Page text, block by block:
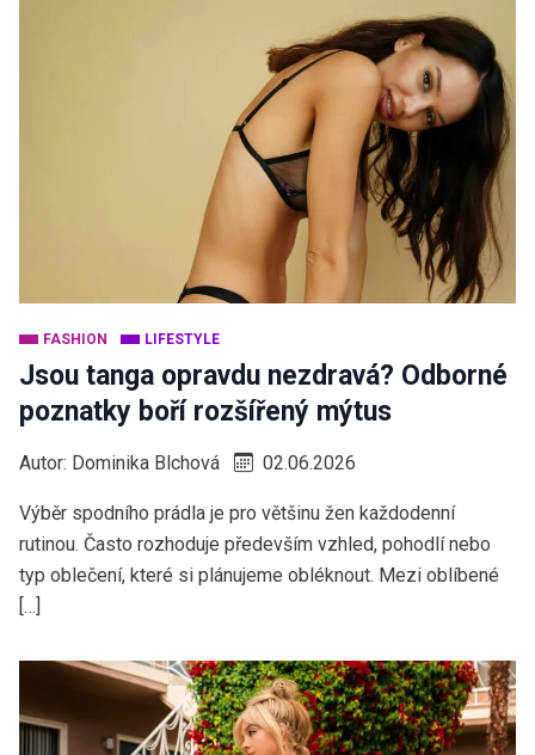
FASHION LIFESTYLE
Jsou tanga opravdu nezdravá? Odborné
poznatky boří rozšířený mýtus
Autor: Dominika Blchová 02.06.2026
Výběr spodního prádla je pro většinu žen každodenní
rutinou. Často rozhoduje především vzhled, pohodlí nebo
typ oblečení, které si plánujeme obléknout. Mezi oblíbené
[…]